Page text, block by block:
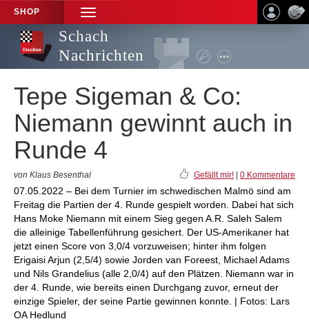
SHOP
TOGGLE
NAVIGATION
Schach
Nachrichten
Tepe Sigeman & Co:
Niemann gewinnt auch in
Runde 4
von Klaus Besenthal Gefällt mir! 0 Kommentare
07.05.2022 – Bei dem Turnier im schwedischen Malmö sind am
Freitag die Partien der 4. Runde gespielt worden. Dabei hat sich
Hans Moke Niemann mit einem Sieg gegen A.R. Saleh Salem
die alleinige Tabellenführung gesichert. Der US-Amerikaner hat
jetzt einen Score von 3,0/4 vorzuweisen; hinter ihm folgen
Erigaisi Arjun (2,5/4) sowie Jorden van Foreest, Michael Adams
und Nils Grandelius (alle 2,0/4) auf den Plätzen. Niemann war in
der 4. Runde, wie bereits einen Durchgang zuvor, erneut der
einzige Spieler, der seine Partie gewinnen konnte. | Fotos: Lars
OA Hedlund